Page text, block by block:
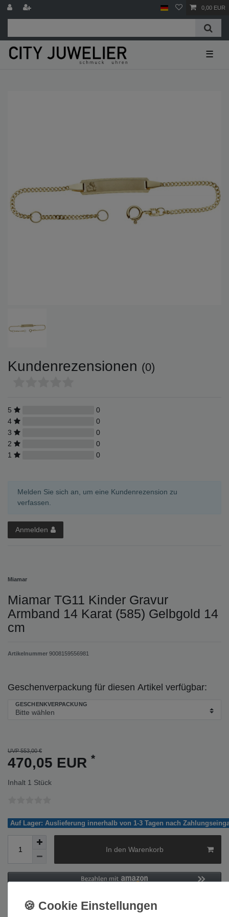
0,00 EUR
☰
Kundenrezensionen (0)
5
0
4
0
3
0
2
0
1
0
Melden Sie sich an, um eine Kundenrezension zu
verfassen.
Anmelden
Miamar
Miamar TG11 Kinder Gravur
Armband 14 Karat (585) Gelbgold 14
cm
Artikelnummer 9008159556981
Geschenverpackung für diesen Artikel verfügbar:
GESCHENKVERPACKUNG
UVP 553,00 €
470,05 EUR *
Inhalt 1 Stück
Auf Lager: Auslieferung innerhalb von 1-3 Tagen nach
In den Warenkorb
Wunschliste